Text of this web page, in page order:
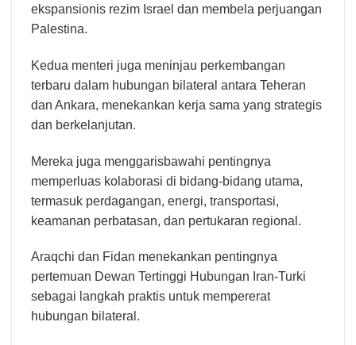
ekspansionis rezim Israel dan membela perjuangan
Palestina.
Kedua menteri juga meninjau perkembangan
terbaru dalam hubungan bilateral antara Teheran
dan Ankara, menekankan kerja sama yang strategis
dan berkelanjutan.
Mereka juga menggarisbawahi pentingnya
memperluas kolaborasi di bidang-bidang utama,
termasuk perdagangan, energi, transportasi,
keamanan perbatasan, dan pertukaran regional.
Araqchi dan Fidan menekankan pentingnya
pertemuan Dewan Tertinggi Hubungan Iran-Turki
sebagai langkah praktis untuk mempererat
hubungan bilateral.